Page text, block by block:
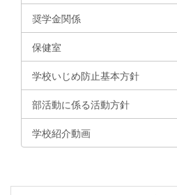
奨学金関係
保健室
学校いじめ防止基本方針
部活動に係る活動方針
学校紹介動画